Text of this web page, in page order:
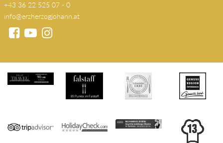
+43 36 22 525 07 - 0
info@erzherzogjohann.at